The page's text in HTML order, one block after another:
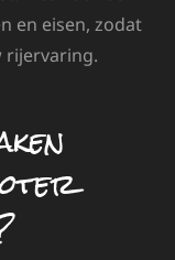
en eisen, zodat
rijervaring.